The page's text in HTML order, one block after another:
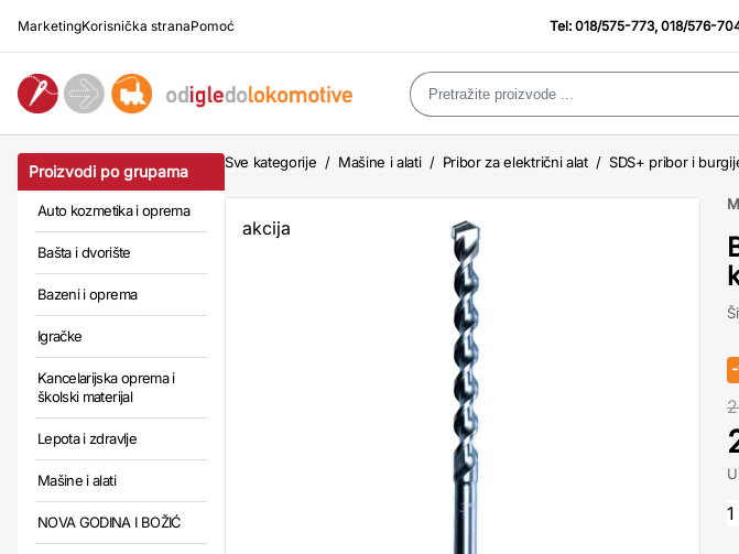
MarketingKorisnička stranaPomoć Tel:018/575-773,018/576-
Proizvodi po grupama
Auto kozmetika i oprema
Bašta i dvorište
Bazeni i oprema
Igračke
Kancelarijska oprema i
školski materijal
Lepota i zdravlje
Mašine i alati
NOVA GODINA I BOŽIĆ
Sve kategorije / Mašine i alati / Pribor za električni alat / SDS+ pribor i
akcija
-